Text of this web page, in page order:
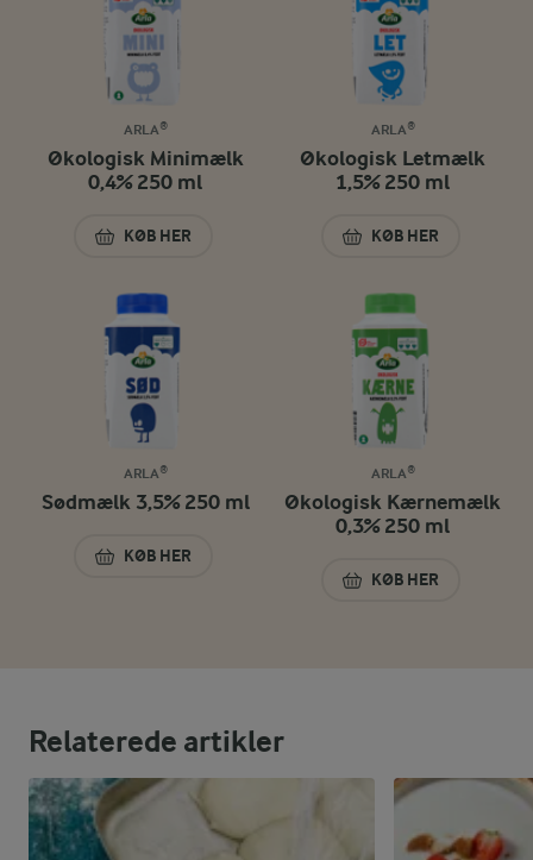
ARLA®
Økologisk Minimælk
0,4% 250 ml
KØB HER
ØKOLOGISK MINIMÆLK 0,4% 250 ML
ARLA®
Økologisk Letmælk
1,5% 250 ml
KØB HER
ØKOLOGISK
ARLA®
Sødmælk 3,5% 250 ml
KØB HER
SØDMÆLK 3,5% 250 ML
ARLA®
Økologisk Kærnemælk
0,3% 250 ml
KØB HER
ØKOLOGISK
Relaterede artikler